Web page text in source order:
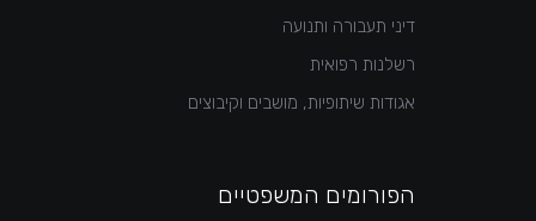
דיני תעבורה ותנועה
רשלנות רפואית
אגודות שיתופיות, מושבים וקיבוצים
הפורומים המשפטיים